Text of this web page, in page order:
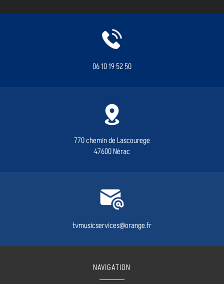
06 10 19 52 50
770 chemin de Lascourege
47600 Nérac
tvmusicservices@orange.fr
NAVIGATION